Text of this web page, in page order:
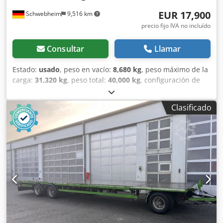
Schwebheim 9,516 km EUR 17,900
precio fijo IVA no incluído
Consultar Llamar
Estado: usado, peso en vacío: 8,680 kg, peso máximo de la
carga: 31,320 kg, peso total: 40,000 kg, configuración de
09/2018
tamaño del neumático:235/75R17,5, color:otro, tipo de
engranaje:
, tamaño del neumático delantero:
235/75R17,5
, tamaño del neumático trasero:235/75R17,5,
cabina del conductor:otro, clase de emisión:ninguno,
Equipamiento:ABS, freno de aire comprimido, Anillas de
amarre, ABS, ensanchamiento con paneles de advertencia,
el vehículo se vende por encargo., -- Errores tipográficos,
reservas de errores y modificaciones, imágenes de
muestra --, Más datos en: !, Más detalles: ! Crsdpfx Aezr R
Ugedrof
Clasificado